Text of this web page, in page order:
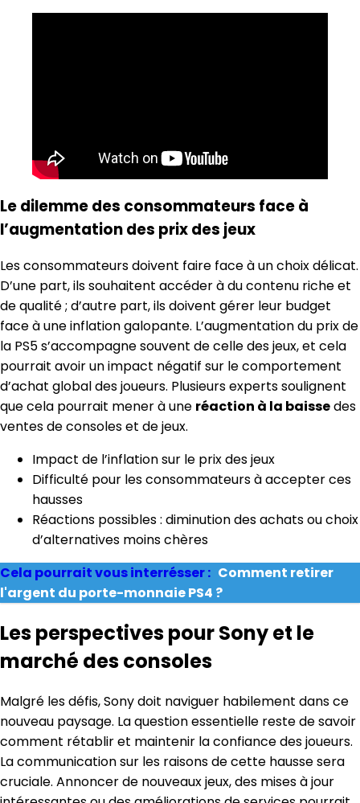
Le dilemme des consommateurs face à
l’augmentation des prix des jeux
Les consommateurs doivent faire face à un choix délicat.
D’une part, ils souhaitent accéder à du contenu riche et
de qualité ; d’autre part, ils doivent gérer leur budget
face à une inflation galopante. L’augmentation du prix de
la PS5 s’accompagne souvent de celle des jeux, et cela
pourrait avoir un impact négatif sur le comportement
d’achat global des joueurs. Plusieurs experts soulignent
que cela pourrait mener à une réaction à la baissedes
ventes de consoles et de jeux.
Impact de l’inflation sur le prix des jeux
Difficulté pour les consommateurs à accepter ces
hausses
Réactions possibles : diminution des achats ou choix
d’alternatives moins chères
Cela pourrait vous interrésser : Comment retirer
l'argent du porte-monnaie PS4 ?
Les perspectives pour Sony et le
marché des consoles
Malgré les défis, Sony doit naviguer habilement dans ce
nouveau paysage. La question essentielle reste de savoir
comment rétablir et maintenir la confiance des joueurs.
La communication sur les raisons de cette hausse sera
cruciale. Annoncer de nouveaux jeux, des mises à jour